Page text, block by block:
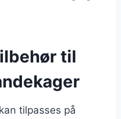
til
tilpasses på